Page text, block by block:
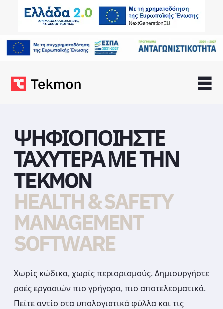
ΨΗΦΙΟΠΟΙΗΣΤΕ
ΤΑΧΥΤΕΡΑ ΜΕ ΤΗΝ
TEKMON
ESG REPORTING
PLATFORM
Χωρίς κώδικα, χωρίς περιορισμούς. Δημιουργήστε
ροές εργασιών πιο γρήγορα, πιο αποτελεσματικά.
Πείτε αντίο στα υπολογιστικά φύλλα και τις